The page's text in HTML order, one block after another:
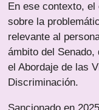
En ese contexto,
sobre la
relevante al
ámbito del
el Abordaje de las
Discriminación.